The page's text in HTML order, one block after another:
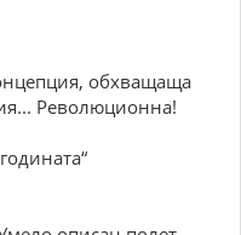
обхващаща
Революционна!